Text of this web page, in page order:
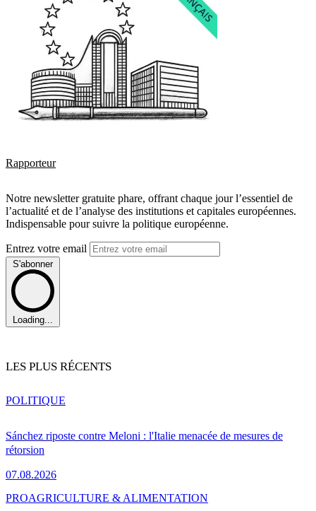
Rapporteur
Notre newsletter gratuite phare, offrant chaque jour l’essentiel de
l’actualité et de l’analyse des institutions et capitales européennes.
Indispensable pour suivre la politique européenne.
Entrez votre email
S'abonner
Loading...
LES PLUS RÉCENTS
Sánchez riposte contre Meloni : l'Italie menacée de mesures de
rétorsion
07.08.2026
POLITIQUE
PROAGRICULTURE & ALIMENTATION